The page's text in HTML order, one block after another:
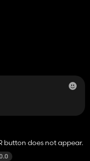
button does not appear.